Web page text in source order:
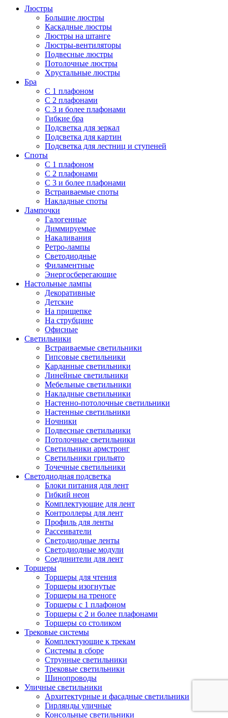
Люстры
Большие люстры
Каскадные люстры
Люстры на штанге
Люстры-вентиляторы
Подвесные люстры
Потолочные люстры
Хрустальные люстры
Бра
С 1 плафоном
С 2 плафонами
С 3 и более плафонами
Гибкие бра
Подсветка для зеркал
Подсветка для картин
Подсветка для лестниц и ступеней
Споты
С 1 плафоном
С 2 плафонами
С 3 и более плафонами
Встраиваемые споты
Накладные споты
Лампочки
Галогенные
Диммируемые
Накаливания
Ретро-лампы
Светодиодные
Филаментные
Энергосберегающие
Настольные лампы
Декоративные
Детские
На прищепке
На струбцине
Офисные
Светильники
Встраиваемые светильники
Гипсовые светильники
Карданные светильники
Линейные светильники
Мебельные светильники
Накладные светильники
Настенно-потолочные светильники
Настенные светильники
Ночники
Подвесные светильники
Потолочные светильники
Светильники армстронг
Светильники грильято
Точечные светильники
Светодиодная подсветка
Блоки питания для лент
Гибкий неон
Комплектующие для лент
Контроллеры для лент
Профиль для ленты
Рассеиватели
Светодиодные ленты
Светодиодные модули
Соединители для лент
Торшеры
Торшеры для чтения
Торшеры изогнутые
Торшеры на треноге
Торшеры с 1 плафоном
Торшеры с 2 и более плафонами
Торшеры со столиком
Трековые системы
Комплектующие к трекам
Системы в сборе
Струнные светильники
Трековые светильники
Шинопроводы
Уличные светильники
Архитектурные и фасадные светильники
Гирлянды уличные
Консольные светильники